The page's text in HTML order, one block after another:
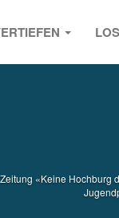
«Keine Hochburg